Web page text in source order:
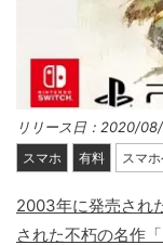
リリース日：2020/
スマホ 有料 スマ
2003年に発売され
された不朽の名作